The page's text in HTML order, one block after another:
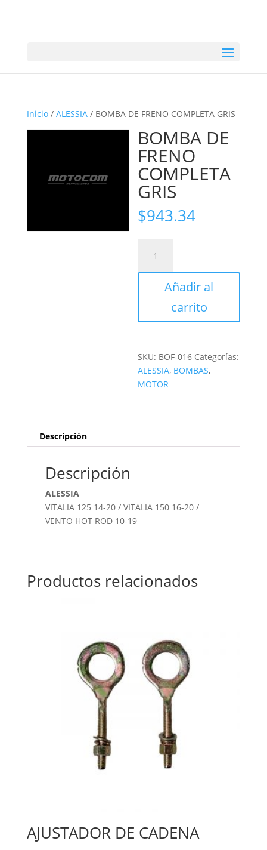
Inicio/ ALESSIA/ BOMBA DE FRENO COMPLETA GRIS
BOMBA DE
FRENO
COMPLETA
GRIS
$943.34
FRENO
COMPLETA
cantidad
Añadir al
carrito
SKU: BOF-016 Categorías:
ALESSIA, BOMBAS,
MOTOR
Descripción
Descripción
ALESSIA
VITALIA 125 14-20 / VITALIA 150 16-20 /
VENTO HOT ROD 10-19
Productos relacionados
AJUSTADOR DE CADENA